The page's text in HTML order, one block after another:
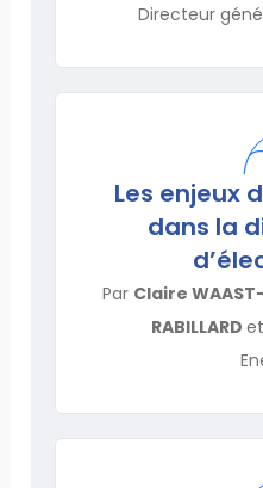
Directeur
Les enjeux
dans la
Par Claire
RABILLARD et